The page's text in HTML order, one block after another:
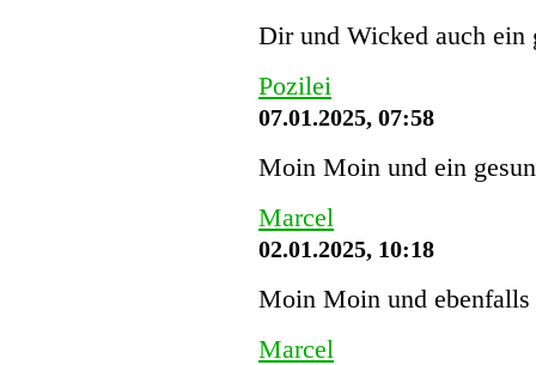
Dir und Wicked auch ein
Pozilei
07.01.2025, 07:58
Moin Moin und ein
Marcel
02.01.2025, 10:18
Moin Moin und ebenfalls
Marcel